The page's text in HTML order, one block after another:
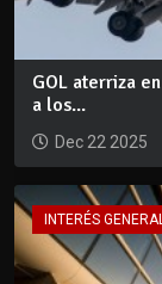
GOL aterriza
a los...
Dec 22 2025
INTERÉS GENERAL